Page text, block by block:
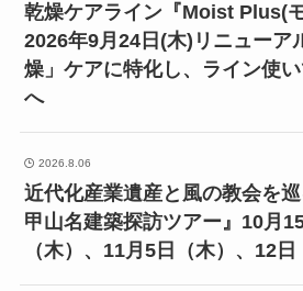
乾燥ケアライン『Moist Plus(
2026年9月24日(木)リニューア
燥」ケアに特化し、ライン使
へ
2026.8.06
近代化産業遺産と風の教会を
甲山名建築探訪ツアー』10月
（木）、11月5日（木）、12日